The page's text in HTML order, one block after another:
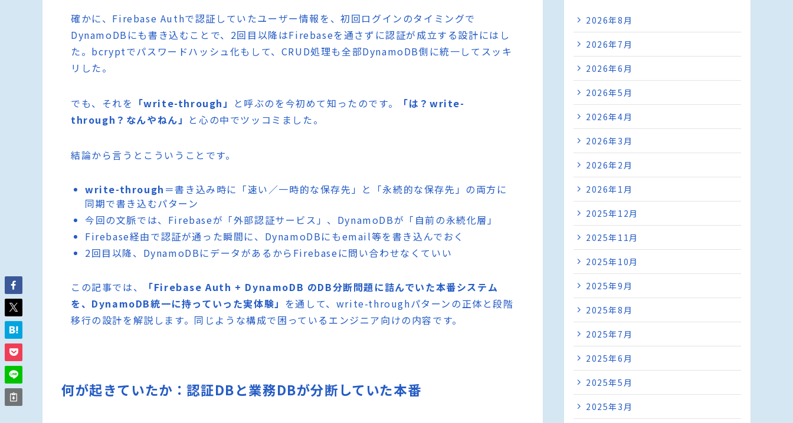
確かに、Firebase Authで認証していたユーザー情報を、初回ログインのタイミングで
DynamoDBにも書き込むことで、2回目以降はFirebaseを通さずに認証が成立する設計にはし
た。bcryptでパスワードハッシュ化もして、CRUD処理も全部DynamoDB側に統一してスッキ
リした。
でも、それを 「write-through」 と呼ぶのを今初めて知ったのです。
「は？write-
through？なんやねん」 と心の中でツッコミました。
結論から言うとこういうことです。
write-through ＝書き込み時に「速い／一時的な保存先」と「永続的な保存先」の両方に
同期で書き込むパターン
今回の文脈では、Firebaseが「外部認証サービス」、DynamoDBが「自前の永続化層」
Firebase経由で認証が通った瞬間に、DynamoDBにもemail等を書き込んでおく
2回目以降、DynamoDBにデータがあるからFirebaseに問い合わせなくていい
この記事では、
「Firebase Auth + DynamoDB のDB分断問題に詰んでいた本番システム
を、DynamoDB統一に持っていった実体験」 を通して、write-throughパターンの正体と段階
移行の設計を解説します。同じような構成で困っているエンジニア向けの内容です。
何が起きていたか：認証DBと業務DBが分断していた本番
2026年8月
2026年7月
2026年6月
2026年5月
2026年4月
2026年3月
2026年2月
2026年1月
2025年12月
2025年11月
2025年10月
2025年9月
2025年8月
2025年7月
2025年6月
2025年5月
2025年3月